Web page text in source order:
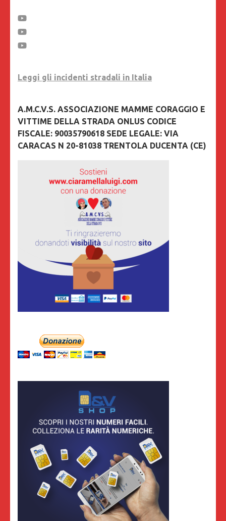
Leggi gli incidenti stradali in Italia
A.M.C.V.S. ASSOCIAZIONE MAMME CORAGGIO E
VITTIME DELLA STRADA ONLUS CODICE
FISCALE: 90035790618 SEDE LEGALE: VIA
CARACAS N 20-81038 TRENTOLA DUCENTA (CE)